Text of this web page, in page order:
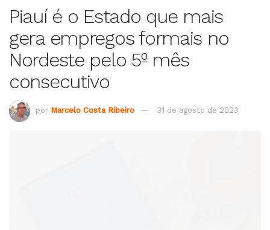
Piauí é o Estado que mais
gera empregos formais no
Nordeste pelo 5º mês
consecutivo
por Marcelo Costa Ribeiro 31 de agosto de 2023